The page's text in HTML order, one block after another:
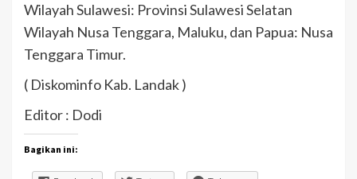
Wilayah Sulawesi: Provinsi Sulawesi Selatan
Wilayah Nusa Tenggara, Maluku, dan Papua: Nusa
Tenggara Timur.
( Diskominfo Kab. Landak )
Editor : Dodi
Bagikan ini: